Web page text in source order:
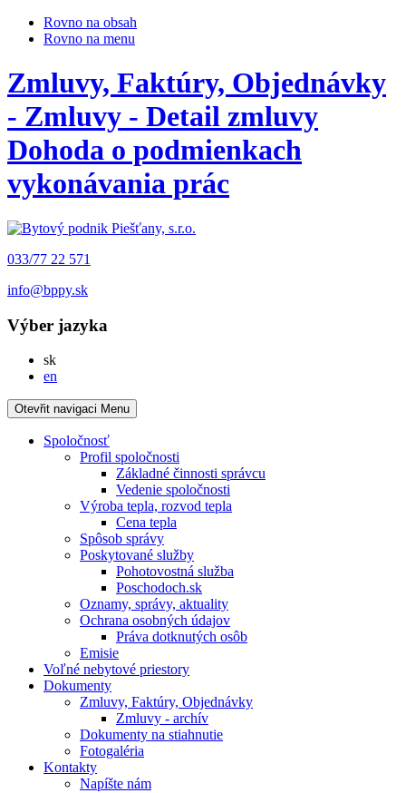
Rovno na obsah
Rovno na menu
Zmluvy, Faktúry, Objednávky
- Zmluvy - Detail zmluvy
Dohoda o podmienkach
vykonávania prác
033/77 22 571
info@bppy.sk
Výber jazyka
skSlovensky
en
Otevřit navigaci Menu
Spoločnosť
Profil spoločnosti
Základné činnosti správcu
Vedenie spoločnosti
Výroba tepla, rozvod tepla
Cena tepla
Spôsob správy
Poskytované služby
Pohotovostná služba
Poschodoch.sk
Oznamy, správy, aktuality
Ochrana osobných údajov
Práva dotknutých osôb
Emisie
Voľné nebytové priestory
Dokumenty
Zmluvy, Faktúry, Objednávky
Zmluvy - archív
Dokumenty na stiahnutie
Fotogaléria
Kontakty
Napíšte nám